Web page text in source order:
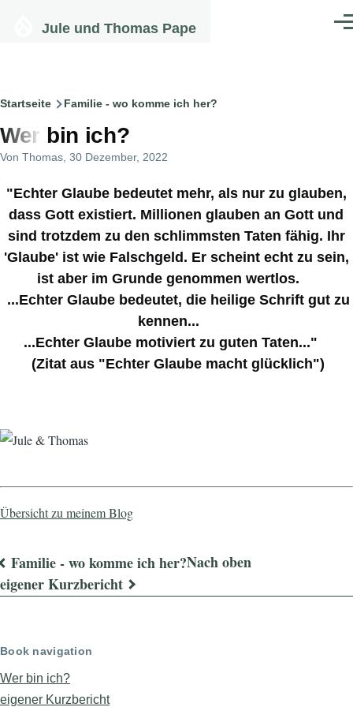
Jule und Thomas Pape
Pfadnavigation
Startseite Familie - wo komme ich her?
Wer bin ich?
Von Thomas , 30 Dezember, 2022
"Echter Glaube bedeutet mehr, als nur zu glauben,
dass Gott existiert. Millionen glauben an Gott und
sind trotzdem zu den schlimmsten Taten fähig. Ihr
'Glaube' ist wie Falschgeld. Er scheint echt zu sein,
ist aber im Grunde genommen wertlos.
...Echter Glaube bedeutet, die heilige Schrift gut zu
kennen...
...Echter Glaube motiviert zu guten Taten..."
(Zitat aus "Echter Glaube macht glücklich")
Übersicht zu meinem Blog
Links
im
Familie - wo komme ich her?Nach oben
eigener Kurzbericht
Book navigation
Wer bin ich?
eigener Kurzbericht